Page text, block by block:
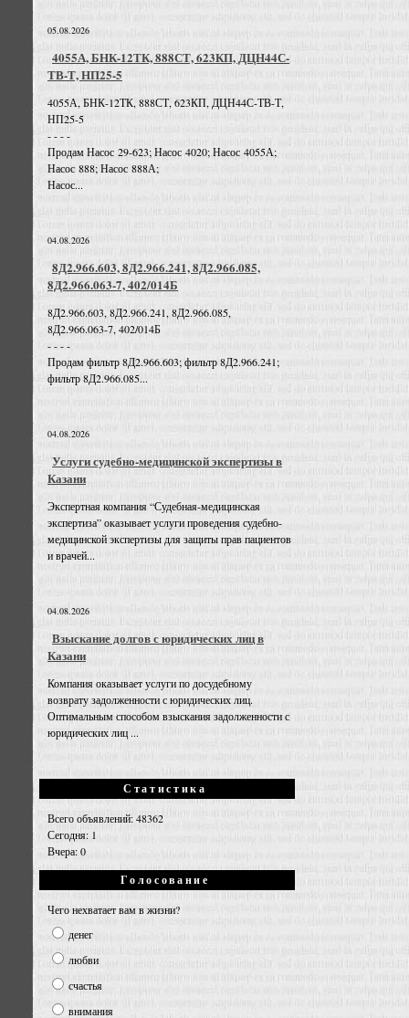
05.08.2026
4055А, БНК-12ТК, 888СТ, 623КП, ДЦН44С-
ТВ-Т, НП25-5
4055А, БНК-12ТК, 888СТ, 623КП, ДЦН44С-ТВ-Т,
НП25-5
- - - -
Продам Насос 29-623; Насос 4020; Насос 4055А;
Насос 888; Насос 888А;
Насос...
04.08.2026
8Д2.966.603, 8Д2.966.241, 8Д2.966.085,
8Д2.966.063-7, 402/014Б
8Д2.966.603, 8Д2.966.241, 8Д2.966.085,
8Д2.966.063-7, 402/014Б
- - - -
Продам фильтр 8Д2.966.603; фильтр 8Д2.966.241;
фильтр 8Д2.966.085...
04.08.2026
Услуги судебно-медицинской экспертизы в
Казани
Экспертная компания “Судебная-медицинская
экспертиза” оказывает услуги проведения судебно-
медицинской экспертизы для защиты прав пациентов
и врачей...
04.08.2026
Взыскание долгов с юридических лиц в
Казани
Компания оказывает услуги по досудебному
возврату задолженности с юридических лиц.
Оптимальным способом взыскания задолженности с
юридических лиц ...
Статистика
Всего объявлений: 48362
Сегодня: 1
Вчера: 0
Голосование
Чего нехватает вам в жизни?
денег
любви
счастья
внимания